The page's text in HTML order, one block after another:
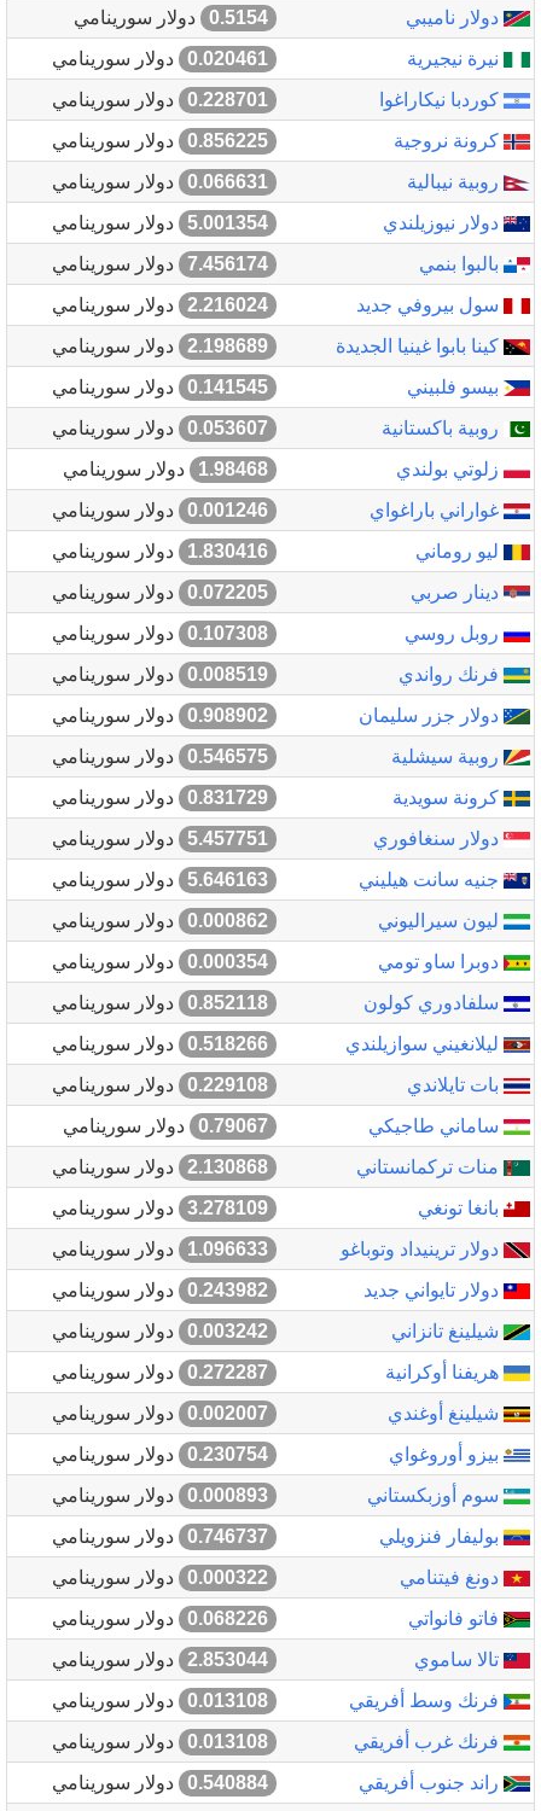
دولار ناميبي
0.5154
دولار سورينامي
نيرة نيجيرية
0.020461
دولار سورينامي
كوردبا نيكاراغوا
0.228701
دولار سورينامي
كرونة نروجية
0.856225
دولار سورينامي
روبية نيبالية
0.066631
دولار سورينامي
دولار نيوزيلندي
5.001354
دولار سورينامي
بالبوا بنمي
7.456174
دولار سورينامي
سول بيروفي جديد
2.216024
دولار سورينامي
كينا بابوا غينيا الجديدة
2.198689
دولار سورينامي
بيسو فلبيني
0.141545
دولار سورينامي
روبية باكستانية
0.053607
دولار سورينامي
زلوتي بولندي
1.98468
دولار سورينامي
غواراني باراغواي
0.001246
دولار سورينامي
ليو روماني
1.830416
دولار سورينامي
دينار صربي
0.072205
دولار سورينامي
روبل روسي
0.107308
دولار سورينامي
فرنك رواندي
0.008519
دولار سورينامي
دولار جزر سليمان
0.908902
دولار سورينامي
روبية سيشلية
0.546575
دولار سورينامي
كرونة سويدية
0.831729
دولار سورينامي
دولار سنغافوري
5.457751
دولار سورينامي
جنيه سانت هيليني
5.646163
دولار سورينامي
ليون سيراليوني
0.000862
دولار سورينامي
دوبرا ساو تومي
0.000354
دولار سورينامي
سلفادوري كولون
0.852118
دولار سورينامي
ليلانغيني سوازيلندي
0.518266
دولار سورينامي
بات تايلاندي
0.229108
دولار سورينامي
ساماني طاجيكي
0.79067
دولار سورينامي
منات تركمانستاني
2.130868
دولار سورينامي
بانغا تونغي
3.278109
دولار سورينامي
دولار ترينيداد وتوباغو
1.096633
دولار سورينامي
دولار تايواني جديد
0.243982
دولار سورينامي
شيلينغ تانزاني
0.003242
دولار سورينامي
هريفنا أوكرانية
0.272287
دولار سورينامي
شيلينغ أوغندي
0.002007
دولار سورينامي
بيزو أوروغواي
0.230754
دولار سورينامي
سوم أوزبكستاني
0.000893
دولار سورينامي
بوليفار فنزويلي
0.746737
دولار سورينامي
دونغ فيتنامي
0.000322
دولار سورينامي
فاتو فانواتي
0.068226
دولار سورينامي
تالا ساموي
2.853044
دولار سورينامي
فرنك وسط أفريقي
0.013108
دولار سورينامي
فرنك غرب أفريقي
0.013108
دولار سورينامي
راند جنوب أفريقي
0.540884 دولار سورينامي